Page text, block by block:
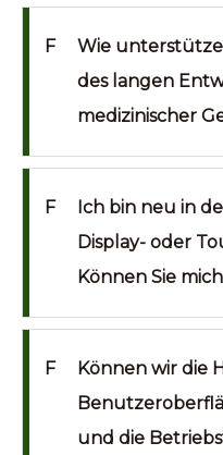
F
Wie
des langen
medizinischer
F
Ich bin neu in
Display- oder
Können Sie
F
Können wir die
und die